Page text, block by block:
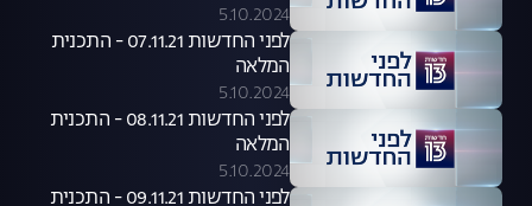
5.10.2024
לפני החדשות 07.11.21 - התכנית
המלאה
5.10.2024
לפני החדשות 08.11.21 - התכנית
המלאה
5.10.2024
לפני החדשות 09.11.21 - התכנית